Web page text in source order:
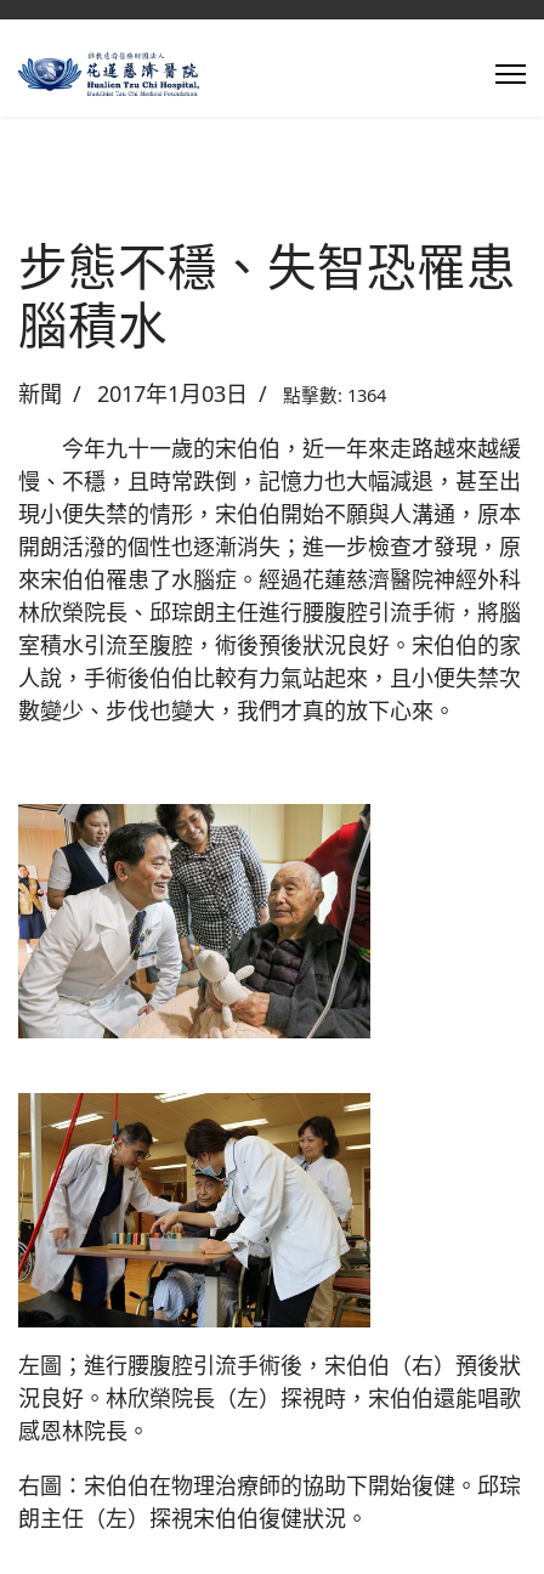
步態不穩、失智恐罹患
腦積水
新聞 2017年1月03日 點擊數: 1364
今年九十一歲的宋伯伯，近一年來走路越來越緩
慢、不穩，且時常跌倒，記憶力也大幅減退，甚至出
現小便失禁的情形，宋伯伯開始不願與人溝通，原本
開朗活潑的個性也逐漸消失；進一步檢查才發現，原
來宋伯伯罹患了水腦症。經過花蓮慈濟醫院神經外科
林欣榮院長、邱琮朗主任進行腰腹腔引流手術，將腦
室積水引流至腹腔，術後預後狀況良好。宋伯伯的家
人說，手術後伯伯比較有力氣站起來，且小便失禁次
數變少、步伐也變大，我們才真的放下心來。
左圖；進行腰腹腔引流手術後，宋伯伯（右）預後狀
況良好。林欣榮院長（左）探視時，宋伯伯還能唱歌
感恩林院長。
右圖：宋伯伯在物理治療師的協助下開始復健。邱琮
朗主任（左）探視宋伯伯復健狀況。